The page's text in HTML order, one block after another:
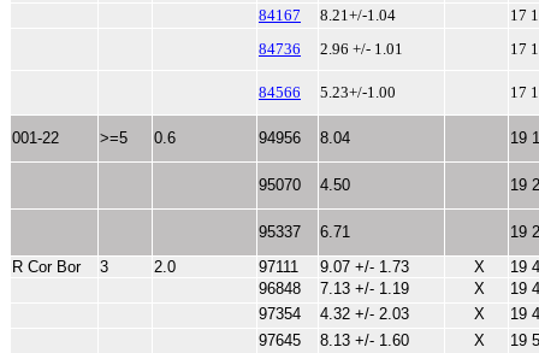
84167
8.21+/-1.04
17
84736
2.96 +/- 1.01 17
84566 5.23+/-1.00 17
001-22 >=5 0.6 94956 8.04 19
95070 4.50 19
95337 6.71
19
R Cor Bor
3 2.0 97111 9.07 +/- 1.73 X
19
96848
7.13 +/- 1.19 X
19
97354
4.32 +/- 2.03 X
19
97645
8.13 +/- 1.60 X 19